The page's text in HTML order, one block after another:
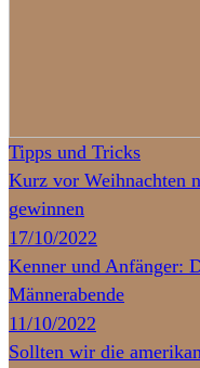
Tipps und Tricks
Kurz vor Weihnachten
gewinnen
17/10/2022
Kenner und Anfänger:
Männerabende
11/10/2022
Sollten wir die